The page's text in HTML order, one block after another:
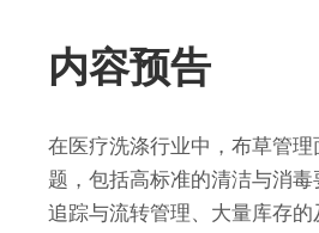
内容预告
在医疗洗涤行业中，布草管
题，包括高标准的清洁与消
追踪与流转管理、大量库存的